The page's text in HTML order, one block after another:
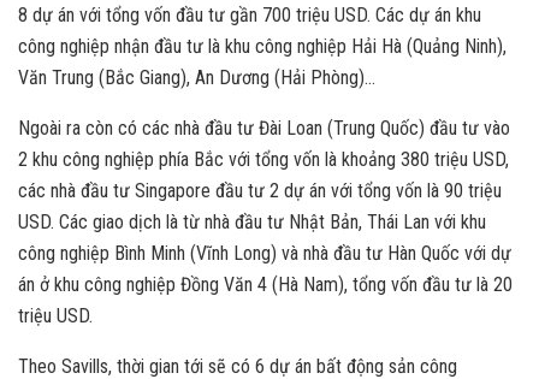
8 dự án với tổng vốn đầu tư gần 700 triệu USD. Các dự án khu
công nghiệp nhận đầu tư là khu công nghiệp Hải Hà (Quảng Ninh),
Văn Trung (Bắc Giang), An Dương (Hải Phòng)…
Ngoài ra còn có các nhà đầu tư Đài Loan (Trung Quốc) đầu tư vào
2 khu công nghiệp phía Bắc với tổng vốn là khoảng 380 triệu USD,
các nhà đầu tư Singapore đầu tư 2 dự án với tổng vốn là 90 triệu
USD. Các giao dịch là từ nhà đầu tư Nhật Bản, Thái Lan với khu
công nghiệp Bình Minh (Vĩnh Long) và nhà đầu tư Hàn Quốc với dự
án ở khu công nghiệp Đồng Văn 4 (Hà Nam), tổng vốn đầu tư là 20
triệu USD.
Theo Savills, thời gian tới sẽ có 6 dự án bất động sản công